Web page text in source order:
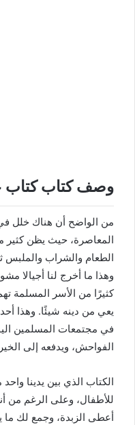
وصف كتاب كتاب
من الواضح أن هناك خلل
المعاصرة، حيث يظن كثير
الطعام والشراب والملبس
وهذا ما أخرج لنا أجيالا
كثيرًا من الأسر المسلمة
يعي من دينه شيئًا. وهذا
في مجتمعات المسلمين
الفواحش، ويدفعه إلى
الكتاب الذي بين يدينا واحد
للأطفال، وعلى الرغم من
أعطى الزبدة، وجمع لك ما